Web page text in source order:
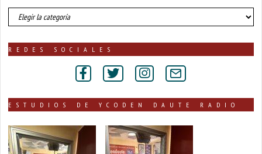
número
de
publicadas
REDES SOCIALES
ESTUDIOS DE YCODEN DAUTE RADIO